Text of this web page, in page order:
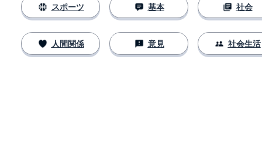
スポーツ
人間関係
基本
意見
社会
社会生活